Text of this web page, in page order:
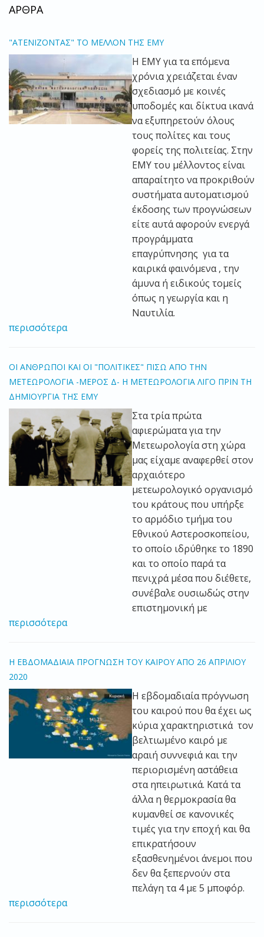
ΑΡΘΡΑ
"ΑΤΕΝΙΖΟΝΤΑΣ" ΤΟ ΜΕΛΛΟΝ ΤΗΣ ΕΜΥ
Η ΕΜΥ για τα επόμενα
χρόνια χρειάζεται έναν
σχεδιασμό με κοινές
υποδομές και δίκτυα ικανά
να εξυπηρετούν όλους
τους πολίτες και τους
φορείς της πολιτείας. Στην
ΕΜΥ του μέλλοντος είναι
απαραίτητο να προκριθούν
συστήματα αυτοματισμού
έκδοσης των προγνώσεων
είτε αυτά αφορούν ενεργά
προγράμματα
επαγρύπνησης για τα
καιρικά φαινόμενα , την
άμυνα ή ειδικούς τομείς
όπως η γεωργία και η
Ναυτιλία.
περισσότερα
ΟΙ ΑΝΘΡΩΠΟΙ ΚΑΙ ΟΙ "ΠΟΛΙΤΙΚΕΣ" ΠΙΣΩ ΑΠΟ ΤΗΝ
ΜΕΤΕΩΡΟΛΟΓΙΑ -ΜΕΡΟΣ Δ- Η ΜΕΤΕΩΡΟΛΟΓΙΑ ΛΙΓΟ ΠΡΙΝ ΤΗ
ΔΗΜΙΟΥΡΓΙΑ ΤΗΣ ΕΜΥ
Στα τρία πρώτα
αφιερώματα για την
Μετεωρολογία στη χώρα
μας είχαμε αναφερθεί στον
αρχαιότερο
μετεωρολογικό οργανισμό
του κράτους που υπήρξε
το αρμόδιο τμήμα του
Εθνικού Αστεροσκοπείου,
το οποίο ιδρύθηκε το 1890
και το οποίο παρά τα
πενιχρά μέσα που διέθετε,
συνέβαλε ουσιωδώς στην
επιστημονική με
περισσότερα
Η ΕΒΔΟΜΑΔΙΑΙΑ ΠΡΟΓΝΩΣΗ ΤΟΥ ΚΑΙΡΟΥ ΑΠΟ 26 ΑΠΡΙΛΙΟΥ
2020
Η εβδομαδιαία πρόγνωση
του καιρού που θα έχει ως
κύρια χαρακτηριστικά τον
βελτιωμένο καιρό με
αραιή συννεφιά και την
περιορισμένη αστάθεια
στα ηπειρωτικά. Κατά τα
άλλα η θερμοκρασία θα
κυμανθεί σε κανονικές
τιμές για την εποχή και θα
επικρατήσουν
εξασθενημένοι άνεμοι που
δεν θα ξεπερνούν στα
πελάγη τα 4 με 5 μποφόρ.
περισσότερα